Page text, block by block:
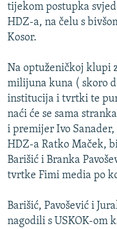
ISPRIČAJ MI
DNEVNO@RSE
VIŠE OD NASLOVA
GENOCID U SREBRENICI
POPLAVE I KLIZIŠTA U BIH
TV LIBERTY
POST SCRIPTUM
TRI DECENIJE OD RATA U BIH
PRATITE NAS
Sve RFE/RL stranice
tijekom postupka
HDZ-a, na čelu s
Kosor.
Na optuženičkoj klupi
milijuna kuna ( skoro
institucija i tvrtki te
naći će se sama
i premijer Ivo
HDZ-a Ratko Maček,
Barišić i Branka
tvrtke Fimi media po
Barišić, Pavošević i
nagodili s USKOK-om